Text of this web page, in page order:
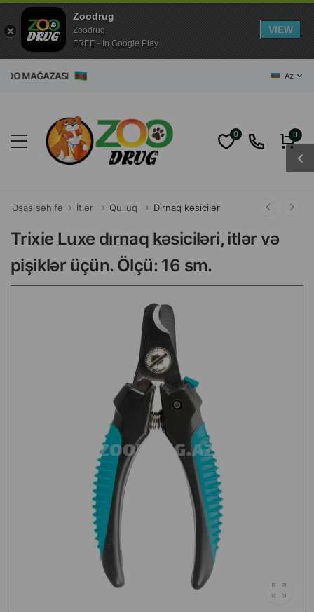
MAĞAZASI Az
0 0
Əsas səhifə İtlər Qulluq Dırnaq kəsicilər
Trixie Luxe dırnaq kəsiciləri, itlər və
pişiklər üçün. Ölçü: 16 sm.
Zoodrug
Zoodrug
FREE - In Google Play
VIEW